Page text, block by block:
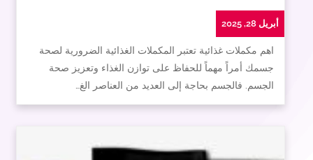
أبريل 28, 2025
اهم مكملات غذائية تعتبر المكملات الغذائية الضرورية لصحة
جسمك أمراً مهماً للحفاظ على توازن الغذاء وتعزيز صحة
الجسم. فالجسم بحاجة إلى العديد من العناصر الغ…